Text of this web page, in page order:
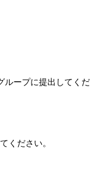
ループに提出してくだ
ださい。